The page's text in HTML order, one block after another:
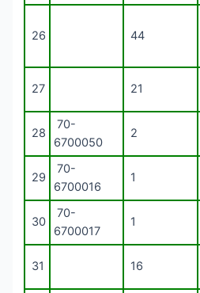
26 44
27 21
28
70-
6700050
2
29
70-
6700016
1
30
70-
6700017
1
31 16